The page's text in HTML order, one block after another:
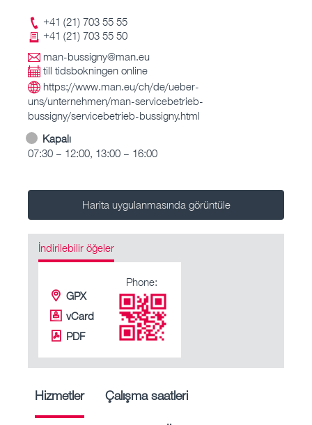
+41 (21) 703 55 55
+41 (21) 703 55 50
man-bussigny@man.eu
till tidsbokningen online
https://www.man.eu/ch/de/ueber-
uns/unternehmen/man-servicebetrieb-
bussigny/servicebetrieb-bussigny.html
Kapalı
07:30 – 12:00, 13:00 – 16:00
Harita uygulanmasında görüntüle
İndirilebilir öğeler
GPX
vCard
PDF
Phone:
Hizmetler Çalışma saatleri